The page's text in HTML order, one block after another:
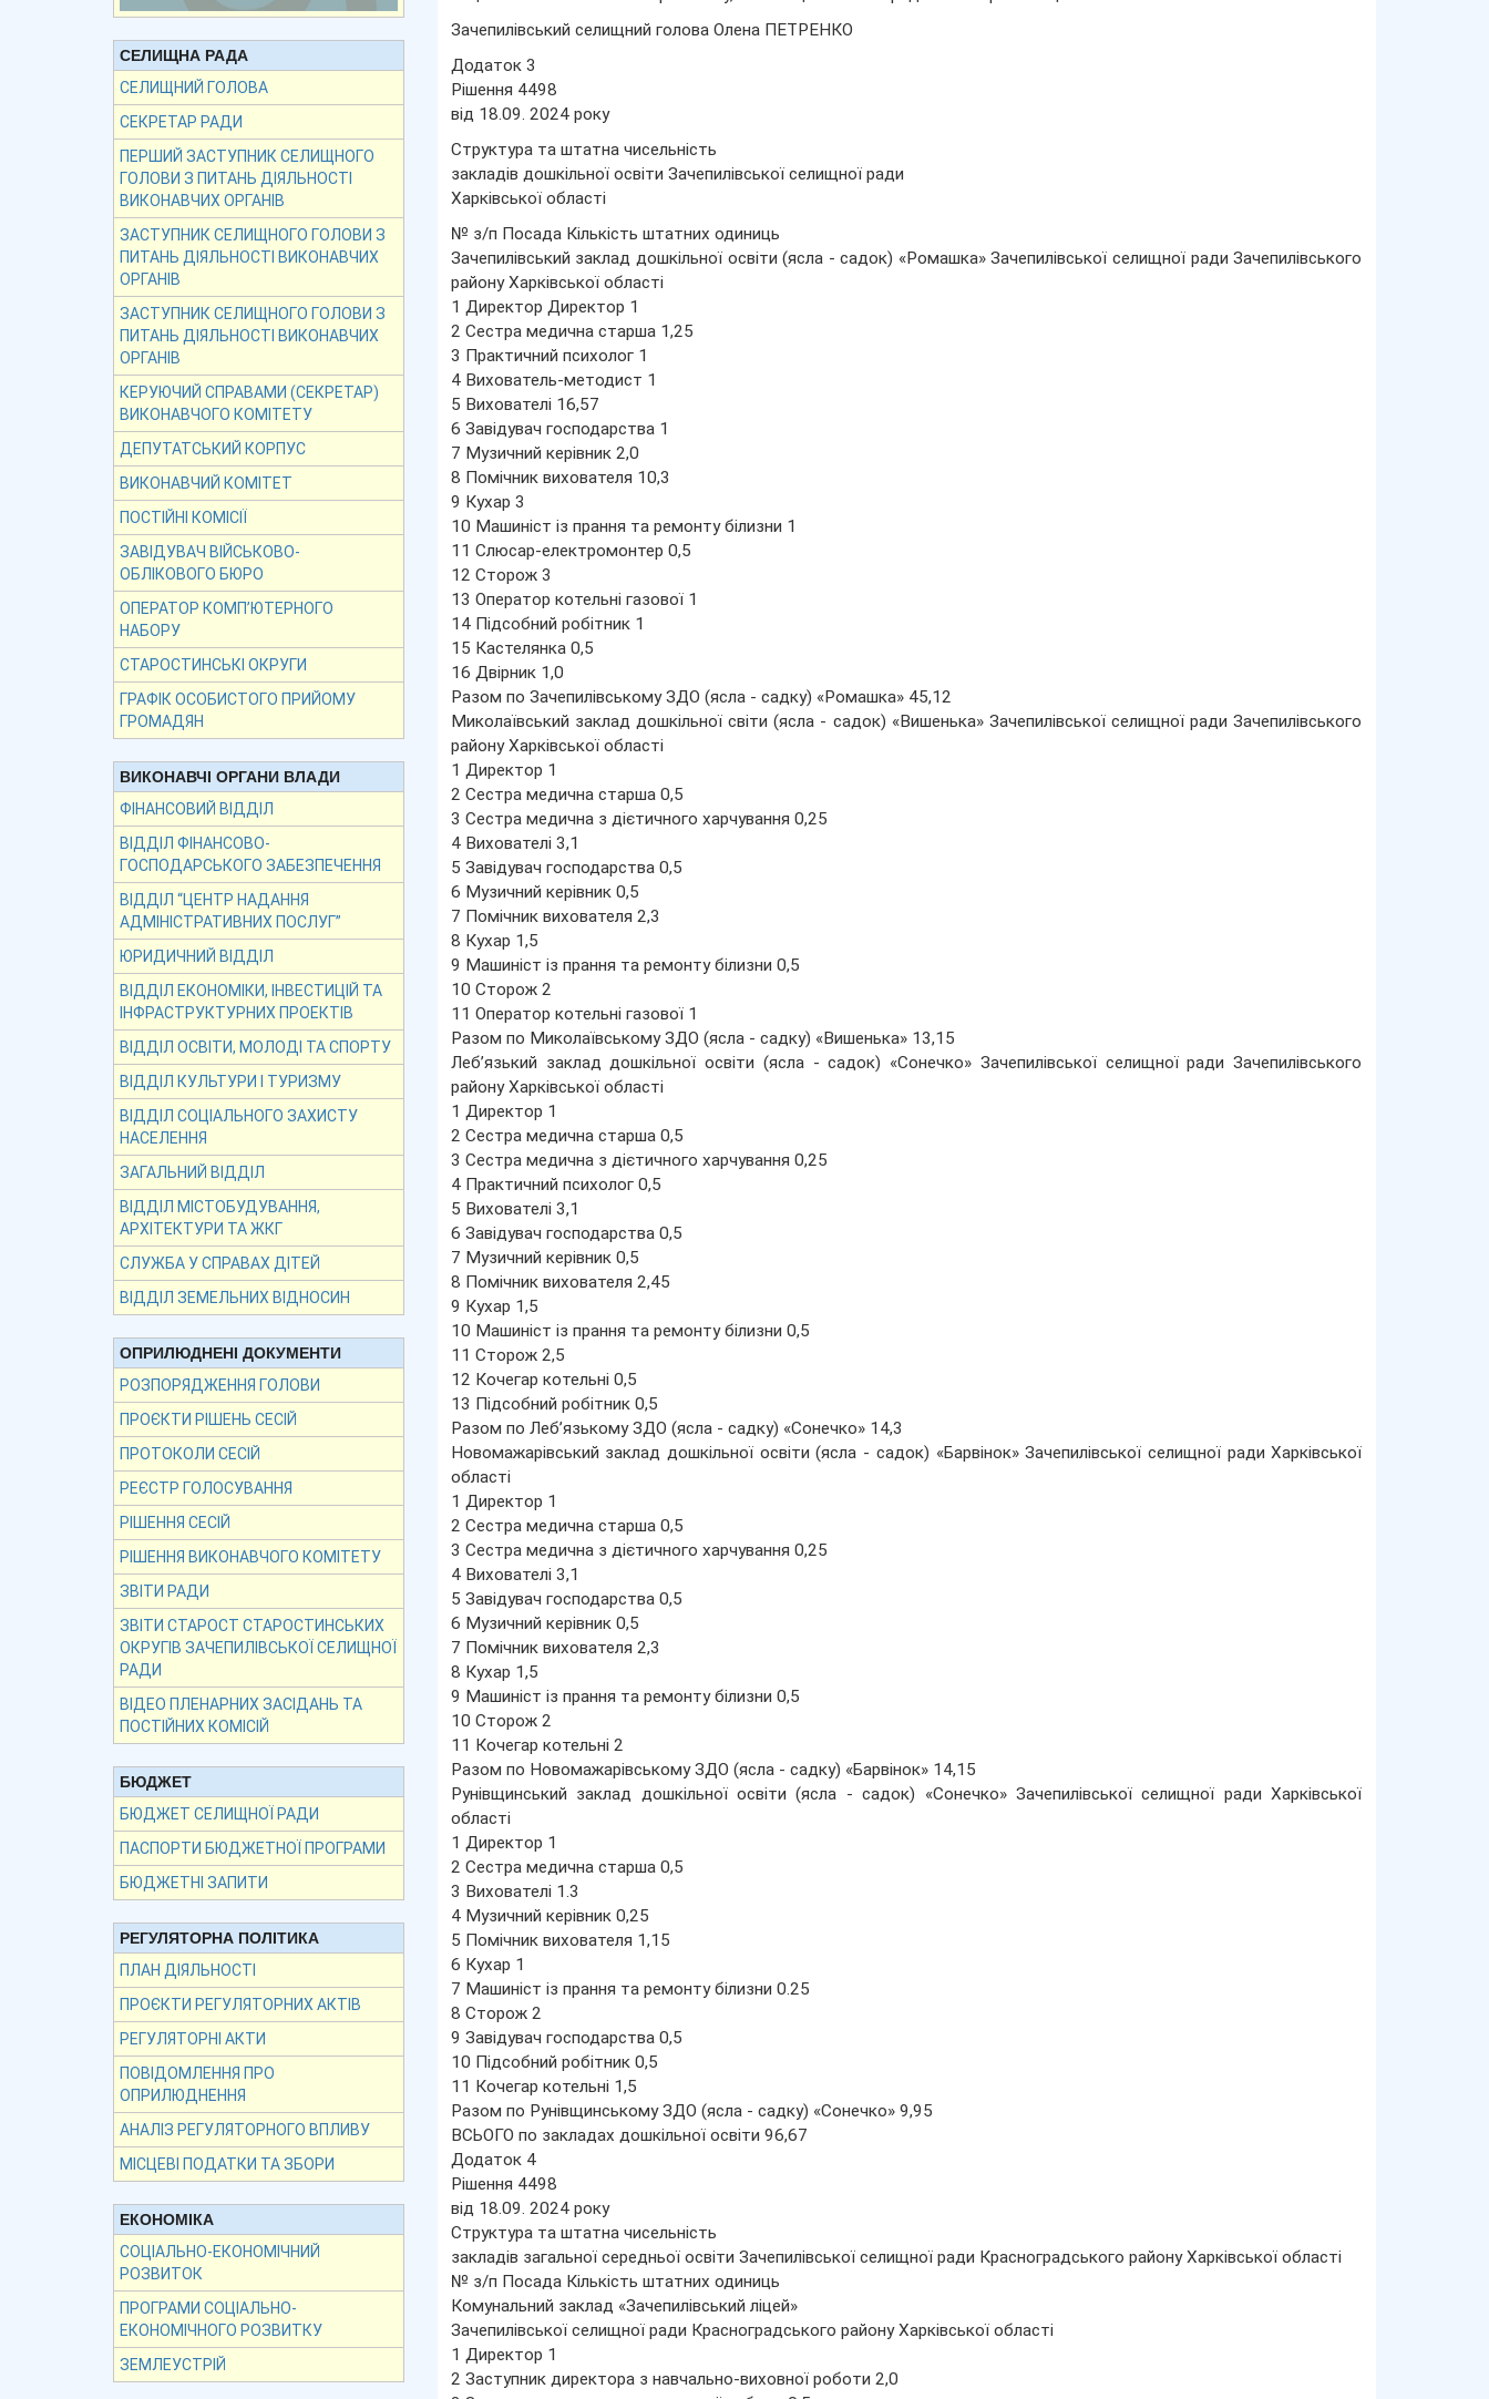
СЕЛИЩНА РАДА
СЕЛИЩНИЙ ГОЛОВА
СЕКРЕТАР РАДИ
ПЕРШИЙ ЗАСТУПНИК СЕЛИЩНОГО
ГОЛОВИ З ПИТАНЬ ДІЯЛЬНОСТІ
ВИКОНАВЧИХ ОРГАНІВ
ЗАСТУПНИК СЕЛИЩНОГО ГОЛОВИ З
ПИТАНЬ ДІЯЛЬНОСТІ ВИКОНАВЧИХ
ОРГАНІВ
ЗАСТУПНИК СЕЛИЩНОГО ГОЛОВИ З
ПИТАНЬ ДІЯЛЬНОСТІ ВИКОНАВЧИХ
ОРГАНІВ
КЕРУЮЧИЙ СПРАВАМИ (СЕКРЕТАР)
ВИКОНАВЧОГО КОМІТЕТУ
ДЕПУТАТСЬКИЙ КОРПУС
ВИКОНАВЧИЙ КОМІТЕТ
ПОСТІЙНІ КОМІСІЇ
ЗАВІДУВАЧ ВІЙСЬКОВО-
ОБЛІКОВОГО БЮРО
ОПЕРАТОР КОМП’ЮТЕРНОГО
НАБОРУ
СТАРОСТИНСЬКІ ОКРУГИ
ГРАФІК ОСОБИСТОГО ПРИЙОМУ
ГРОМАДЯН
ВИКОНАВЧІ ОРГАНИ ВЛАДИ
ФІНАНСОВИЙ ВІДДІЛ
ВІДДІЛ ФІНАНСОВО-
ГОСПОДАРСЬКОГО ЗАБЕЗПЕЧЕННЯ
ВІДДІЛ “ЦЕНТР НАДАННЯ
АДМІНІСТРАТИВНИХ ПОСЛУГ”
ЮРИДИЧНИЙ ВІДДІЛ
ВІДДІЛ ЕКОНОМІКИ, ІНВЕСТИЦІЙ ТА
ІНФРАСТРУКТУРНИХ ПРОЕКТІВ
ВІДДІЛ ОСВІТИ, МОЛОДІ ТА СПОРТУ
ВІДДІЛ КУЛЬТУРИ І ТУРИЗМУ
ВІДДІЛ СОЦІАЛЬНОГО ЗАХИСТУ
НАСЕЛЕННЯ
ЗАГАЛЬНИЙ ВІДДІЛ
ВІДДІЛ МІСТОБУДУВАННЯ,
АРХІТЕКТУРИ ТА ЖКГ
СЛУЖБА У СПРАВАХ ДІТЕЙ
ВІДДІЛ ЗЕМЕЛЬНИХ ВІДНОСИН
ОПРИЛЮДНЕНІ ДОКУМЕНТИ
РОЗПОРЯДЖЕННЯ ГОЛОВИ
ПРОЄКТИ РІШЕНЬ СЕСІЙ
ПРОТОКОЛИ СЕСІЙ
РЕЄСТР ГОЛОСУВАННЯ
РІШЕННЯ СЕСІЙ
РІШЕННЯ ВИКОНАВЧОГО КОМІТЕТУ
ЗВІТИ РАДИ
ЗВІТИ СТАРОСТ СТАРОСТИНСЬКИХ
ОКРУГІВ ЗАЧЕПИЛІВСЬКОЇ СЕЛИЩНОЇ
РАДИ
ВІДЕО ПЛЕНАРНИХ ЗАСІДАНЬ ТА
ПОСТІЙНИХ КОМІСІЙ
БЮДЖЕТ
БЮДЖЕТ СЕЛИЩНОЇ РАДИ
ПАСПОРТИ БЮДЖЕТНОЇ ПРОГРАМИ
БЮДЖЕТНІ ЗАПИТИ
РЕГУЛЯТОРНА ПОЛІТИКА
ПЛАН ДІЯЛЬНОСТІ
ПРОЄКТИ РЕГУЛЯТОРНИХ АКТІВ
РЕГУЛЯТОРНІ АКТИ
ПОВІДОМЛЕННЯ ПРО
ОПРИЛЮДНЕННЯ
АНАЛІЗ РЕГУЛЯТОРНОГО ВПЛИВУ
МІСЦЕВІ ПОДАТКИ ТА ЗБОРИ
ЕКОНОМІКА
СОЦІАЛЬНО-ЕКОНОМІЧНИЙ
РОЗВИТОК
ПРОГРАМИ СОЦІАЛЬНО-
ЕКОНОМІЧНОГО РОЗВИТКУ
ЗЕМЛЕУСТРІЙ
Зачепилівський селищний голова Олена ПЕТРЕНКО
Додаток 3
Рішення 4498
від 18.09. 2024 року
Структура та штатна чисельність
закладів дошкільної освіти Зачепилівської селищної ради
Харківської області
№ з/п Посада Кількість штатних одиниць
Зачепилівський заклад дошкільної освіти (ясла - садок) «Ромашка» Зачепилівської селищної ради Зачепилівського
району Харківської області
1 Директор Директор 1
2 Сестра медична старша 1,25
3 Практичний психолог 1
4 Вихователь-методист 1
5 Вихователі 16,57
6 Завідувач господарства 1
7 Музичний керівник 2,0
8 Помічник вихователя 10,3
9 Кухар 3
10 Машиніст із прання та ремонту білизни 1
11 Слюсар-електромонтер 0,5
12 Сторож 3
13 Оператор котельні газової 1
14 Підсобний робітник 1
15 Кастелянка 0,5
16 Двірник 1,0
Разом по Зачепилівському ЗДО (ясла - садку) «Ромашка» 45,12
Миколаївський заклад дошкільної світи (ясла - садок) «Вишенька» Зачепилівської селищної ради Зачепилівського
району Харківської області
1 Директор 1
2 Сестра медична старша 0,5
3 Сестра медична з дієтичного харчування 0,25
4 Вихователі 3,1
5 Завідувач господарства 0,5
6 Музичний керівник 0,5
7 Помічник вихователя 2,3
8 Кухар 1,5
9 Машиніст із прання та ремонту білизни 0,5
10 Сторож 2
11 Оператор котельні газової 1
Разом по Миколаївському ЗДО (ясла - садку) «Вишенька» 13,15
Леб’язький заклад дошкільної освіти (ясла - садок) «Сонечко» Зачепилівської селищної ради Зачепилівського
району Харківської області
1 Директор 1
2 Сестра медична старша 0,5
3 Сестра медична з дієтичного харчування 0,25
4 Практичний психолог 0,5
5 Вихователі 3,1
6 Завідувач господарства 0,5
7 Музичний керівник 0,5
8 Помічник вихователя 2,45
9 Кухар 1,5
10 Машиніст із прання та ремонту білизни 0,5
11 Сторож 2,5
12 Кочегар котельні 0,5
13 Підсобний робітник 0,5
Разом по Леб’язькому ЗДО (ясла - садку) «Сонечко» 14,3
Новомажарівський заклад дошкільної освіти (ясла - садок) «Барвінок» Зачепилівської селищної ради Харківської
області
1 Директор 1
2 Сестра медична старша 0,5
3 Сестра медична з дієтичного харчування 0,25
4 Вихователі 3,1
5 Завідувач господарства 0,5
6 Музичний керівник 0,5
7 Помічник вихователя 2,3
8 Кухар 1,5
9 Машиніст із прання та ремонту білизни 0,5
10 Сторож 2
11 Кочегар котельні 2
Разом по Новомажарівському ЗДО (ясла - садку) «Барвінок» 14,15
Рунівщинський заклад дошкільної освіти (ясла - садок) «Сонечко» Зачепилівської селищної ради Харківської
області
1 Директор 1
2 Сестра медична старша 0,5
3 Вихователі 1.3
4 Музичний керівник 0,25
5 Помічник вихователя 1,15
6 Кухар 1
7 Машиніст із прання та ремонту білизни 0.25
8 Сторож 2
9 Завідувач господарства 0,5
10 Підсобний робітник 0,5
11 Кочегар котельні 1,5
Разом по Рунівщинському ЗДО (ясла - садку) «Сонечко» 9,95
ВСЬОГО по закладах дошкільної освіти 96,67
Додаток 4
Рішення 4498
від 18.09. 2024 року
Структура та штатна чисельність
закладів загальної середньої освіти Зачепилівської селищної ради Красноградського району Харківської області
№ з/п Посада Кількість штатних одиниць
Комунальний заклад «Зачепилівський ліцей»
Зачепилівської селищної ради Красноградського району Харківської області
1 Директор 1
2 Заступник директора з навчально-виховної роботи 2,0